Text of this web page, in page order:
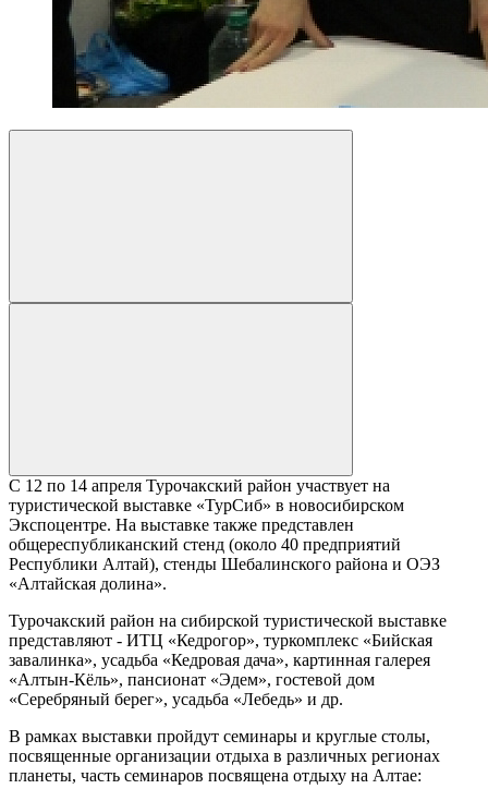
С 12 по 14 апреля Турочакский район участвует на
туристической выставке «ТурСиб» в новосибирском
Экспоцентре. На выставке также представлен
общереспубликанский стенд (около 40 предприятий
Республики Алтай), стенды Шебалинского района и ОЭЗ
«Алтайская долина».
Турочакский район на сибирской туристической выставке
представляют - ИТЦ «Кедрогор», туркомплекс «Бийская
завалинка», усадьба «Кедровая дача», картинная галерея
«Алтын-Кёль», пансионат «Эдем», гостевой дом
«Серебряный берег», усадьба «Лебедь» и др.
В рамках выставки пройдут семинары и круглые столы,
посвященные организации отдыха в различных регионах
планеты, часть семинаров посвящена отдыху на Алтае: